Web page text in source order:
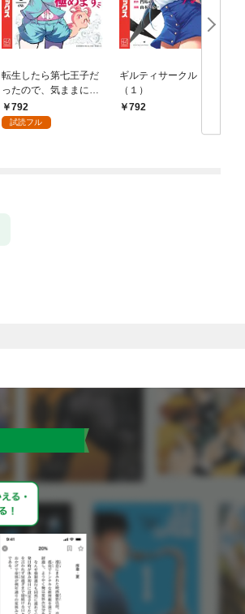
転生したら第七王子だ
ったので、気ままに魔
術を極めます（１）
792
試読フル
ギルティサークル
（１）
792